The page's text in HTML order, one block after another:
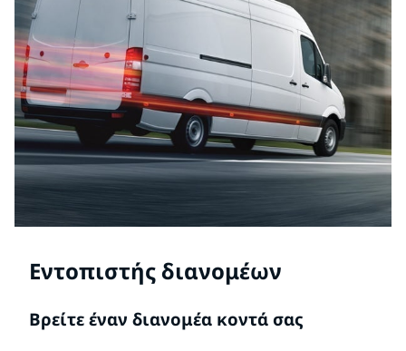
Εντοπιστής διανομέων
Βρείτε έναν διανομέα κοντά σας